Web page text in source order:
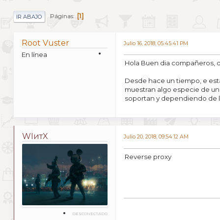
IR ABAJO Páginas 1
Root Vuster
En línea
Julio 16, 2018, 05:45:41 PM
Hola Buen dia compañeros,
Desde hace un tiempo, e
muestran algo especie de
soportan y dependiendo de
WIитX
DESCONECTADO
Julio 20, 2018, 09:54:12 AM
Reverse proxy